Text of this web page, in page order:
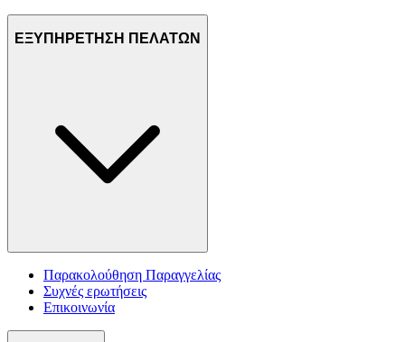
ΕΞΥΠΗΡΕΤΗΣΗ ΠΕΛΑΤΩΝ
Παρακολούθηση Παραγγελίας
Συχνές ερωτήσεις
Επικοινωνία